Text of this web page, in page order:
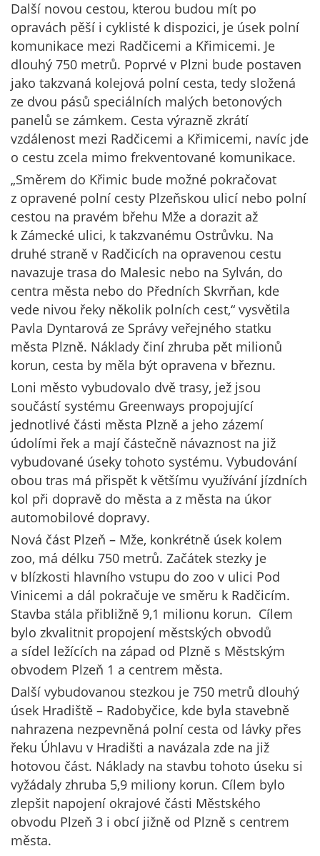
Další novou cestou, kterou budou mít po
opravách pěší i cyklisté k dispozici, je úsek polní
komunikace mezi Radčicemi a Křimicemi. Je
dlouhý 750 metrů. Poprvé v Plzni bude postaven
jako takzvaná kolejová polní cesta, tedy složená
ze dvou pásů speciálních malých betonových
panelů se zámkem. Cesta výrazně zkrátí
vzdálenost mezi Radčicemi a Křimicemi, navíc jde
o cestu zcela mimo frekventované komunikace.
„Směrem do Křimic bude možné pokračovat
z opravené polní cesty Plzeňskou ulicí nebo polní
cestou na pravém břehu Mže a dorazit až
k Zámecké ulici, k takzvanému Ostrůvku. Na
druhé straně v Radčicích na opravenou cestu
navazuje trasa do Malesic nebo na Sylván, do
centra města nebo do Předních Skvrňan, kde
vede nivou řeky několik polních cest,“ vysvětila
Pavla Dyntarová ze Správy veřejného statku
města Plzně. Náklady činí zhruba pět milionů
korun, cesta by měla být opravena v březnu.
Loni město vybudovalo dvě trasy, jež jsou
součástí systému Greenways propojující
jednotlivé části města Plzně a jeho zázemí
údolími řek a mají částečně návaznost na již
vybudované úseky tohoto systému. Vybudování
obou tras má přispět k většímu využívání jízdních
kol při dopravě do města a z města na úkor
automobilové dopravy.
Nová část Plzeň – Mže, konkrétně úsek kolem
zoo, má délku 750 metrů. Začátek stezky je
v blízkosti hlavního vstupu do zoo v ulici Pod
Vinicemi a dál pokračuje ve směru k Radčicím.
Stavba stála přibližně 9,1 milionu korun. Cílem
bylo zkvalitnit propojení městských obvodů
a sídel ležících na západ od Plzně s Městským
obvodem Plzeň 1 a centrem města.
Další vybudovanou stezkou je 750 metrů dlouhý
úsek Hradiště – Radobyčice, kde byla stavebně
nahrazena nezpevněná polní cesta od lávky přes
řeku Úhlavu v Hradišti a navázala zde na již
hotovou část. Náklady na stavbu tohoto úseku si
vyžádaly zhruba 5,9 miliony korun. Cílem bylo
zlepšit napojení okrajové části Městského
obvodu Plzeň 3 i obcí jižně od Plzně s centrem
města.